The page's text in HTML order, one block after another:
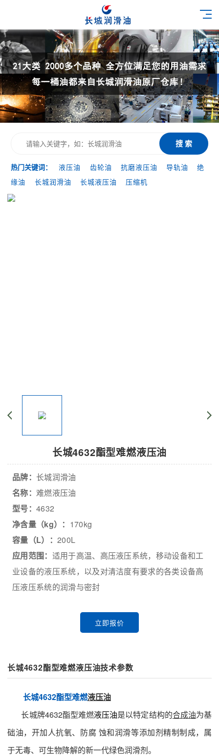
搜 索
热门关键词： 液压油 齿轮油 抗磨液压油 导轨油
绝
缘油
长城润滑油 长城液压油 压缩机
长城4632酯型难燃液压油
品牌： 长城润滑油
名称： 难燃液压油
型号： 4632
净含量（kg）： 170kg
容量（L）： 200L
应用范围： 适用于高温、高压液压系统，移动设备和工
业设备的液压系统，以及对清洁度有要求的各类设备高
压液压系统的润滑与密封
立即报价
长城4632酯型难燃液压油技术参数
长城4632酯型难燃液压油
长城牌4632酯型难燃液压油是以特定结构的合成油为基
础油，开加人抗氧、防腐 蚀和润滑等添加剂精制制成，属
于无毒、可生物降解的新一代绿色润滑剂。